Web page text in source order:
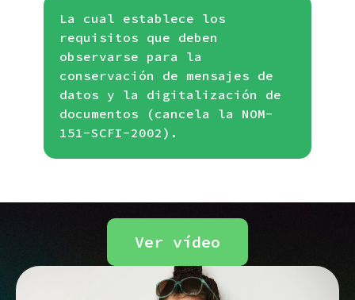
La cual establece los
requisitos que deben
observarse para la
conservación de mensajes de
datos y la digitalización de
documentos (cancela la NOM-
151-SCFI-2002).
Ver vídeo